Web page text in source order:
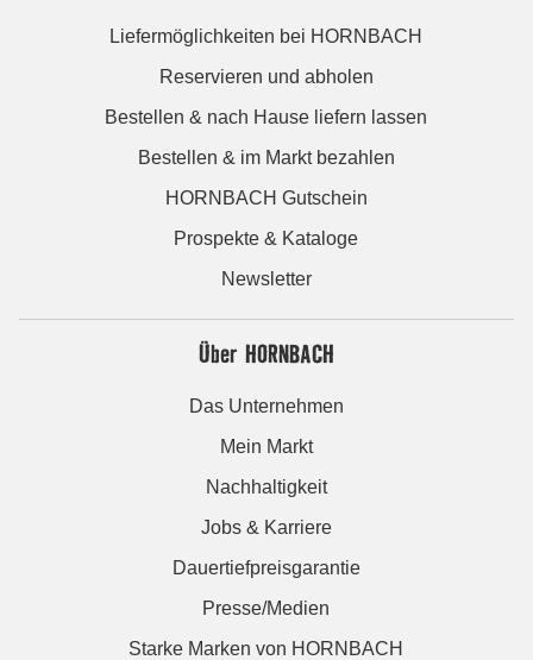
Liefermöglichkeiten bei HORNBACH
Reservieren und abholen
Bestellen & nach Hause liefern lassen
Bestellen & im Markt bezahlen
HORNBACH Gutschein
Prospekte & Kataloge
Newsletter
Über HORNBACH
Das Unternehmen
Mein Markt
Nachhaltigkeit
Jobs & Karriere
Dauertiefpreisgarantie
Presse/Medien
Starke Marken von HORNBACH